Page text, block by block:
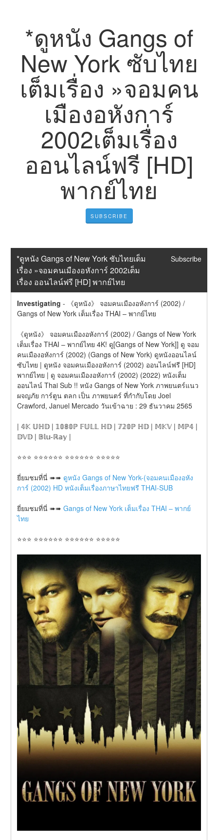
*ดูหนัง Gangs of
New York ซับไทย
เต็มเรื่อง »จอมคน
เมืองอหังการ์
2002เต็มเรื่อง
ออนไลน์ฟรี [HD]
พากย์ไทย
SUBSCRIBE
*ดูหนัง Gangs of New York ซับไทยเต็ม
เรื่อง »จอมคนเมืองอหังการ์ 2002เต็ม
เรื่อง ออนไลน์ฟรี [HD] พากย์ไทย
Subscribe
Investigating -
《ดูหนัง》 จอมคนเมืองอหังการ์ (2002) /
Gangs of New York เต็มเรื่อง THAI – พากย์ไทย
《ดูหนัง》 จอมคนเมืองอหังการ์ (2002) / Gangs of New York
เต็มเรื่อง THAI – พากย์ไทย 4K! ดู[Gangs of New York]] ดู จอม
คนเมืองอหังการ์ (2002) (Gangs of New York) ดูหนังออนไลน์
ซับไทย | ดูหนัง จอมคนเมืองอหังการ์ (2002) ออนไลน์ฟรี [HD]
พากย์ไทย | ดู จอมคนเมืองอหังการ์ (2002) (2022) หนังเต็ม
ออนไลน์ Thai Sub !! หนัง Gangs of New York ภาพยนตร์แนว
ผจญภัย การ์ตูน ตลก เป็น ภาพยนตร์ ที่กำกับโดย Joel
Crawford, Januel Mercado วันเข้าฉาย : 29 ธันวาคม 2565
| 𝟜𝕂 𝕌ℍ𝔻 | 𝟙𝟘𝟠𝟘ℙ 𝔽𝕌𝕃𝕃 ℍ𝔻 | 𝟟𝟚𝟘ℙ ℍ𝔻 | 𝕄𝕂𝕍 | 𝕄ℙ𝟜 |
𝔻𝕍𝔻 | 𝔹𝕝𝕦-ℝ𝕒𝕪 |
⭐⭐⭐ ⭐⭐⭐⭐⭐⭐ ⭐⭐⭐⭐⭐⭐ ⭐⭐⭐⭐⭐
ยี่ยมชมที่นี่ ➠➠ ดูหนัง Gangs of New York-(จอมคนเมืองอหัง
การ์ (2002) HD หนังเต็มเรื่องภาษาไทยฟรี THAI-SUB
ยี่ยมชมที่นี่ ➠➠ Gangs of New York เต็มเรื่อง THAI – พากย์
ไทย
⭐⭐⭐ ⭐⭐⭐⭐⭐⭐ ⭐⭐⭐⭐⭐⭐ ⭐⭐⭐⭐⭐